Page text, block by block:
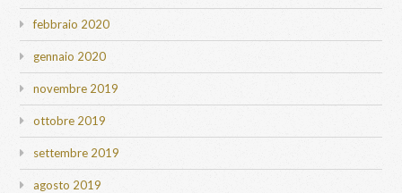
febbraio 2020
gennaio 2020
novembre 2019
ottobre 2019
settembre 2019
agosto 2019